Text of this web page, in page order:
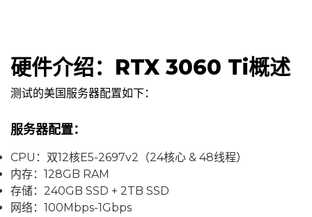
硬件介绍：RTX 3060 Ti概述
测试的美国服务器配置如下：
服务器配置：
CPU：双12核E5-2697v2（24核心 & 48线程）
内存：128GB RAM
存储：240GB SSD + 2TB SSD
网络：100Mbps-1Gbps